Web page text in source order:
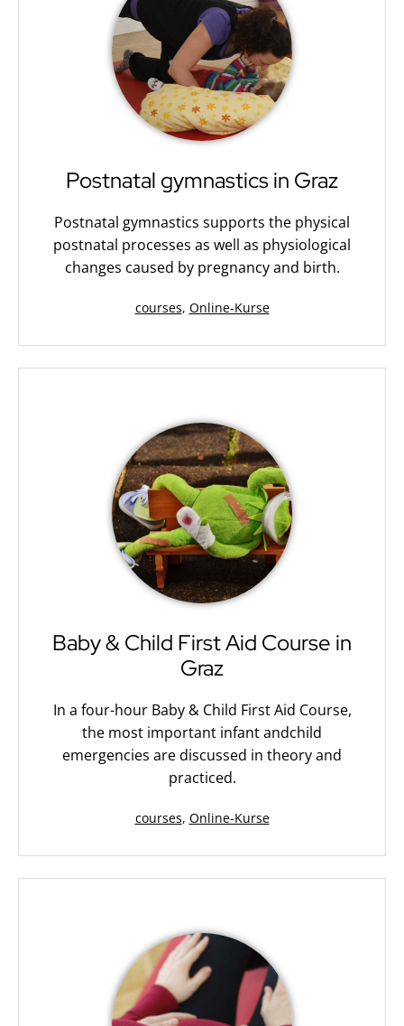
Postnatal gymnastics in Graz
Postnatal gymnastics supports the physical
postnatal processes as well as physiological
changes caused by pregnancy and birth.
Kategorisiert
courses, Online-Kurse
Baby & Child First Aid Course in
Graz
In a four-hour Baby & Child First Aid Course,
the most important infant andchild
emergencies are discussed in theory and
practiced.
Kategorisiert
courses, Online-Kurse